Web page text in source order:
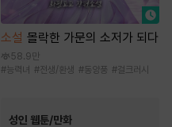
소설 몰락한 가문의 소저가 되다
58.9만
#능력녀 #전생/환생 #동양풍 #걸크러시
성인 웹툰/만화